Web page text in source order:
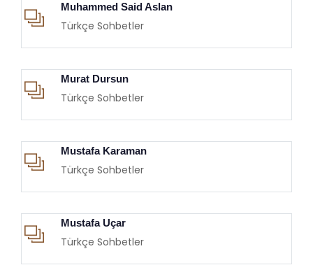
Muhammed Said Aslan
Türkçe Sohbetler
Murat Dursun
Türkçe Sohbetler
Mustafa Karaman
Türkçe Sohbetler
Mustafa Uçar
Türkçe Sohbetler